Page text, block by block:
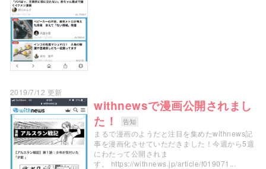
2019/7/12 更新
withnewsで漫画公開されまし
た！
告知
まるで漫画のようだと注目を集めたwithnews記
事を漫画化させていただきました！今週から5週
にわたって公開されま
す。 https://withnews.jp/article/f019071...